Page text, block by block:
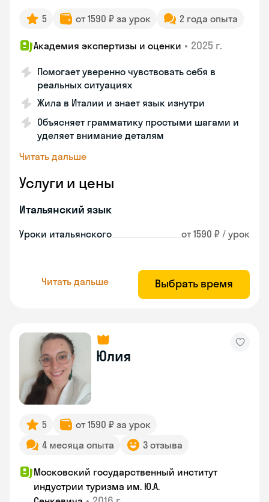
5 от 1590 ₽ за урок 2 года опыта
Академия экспертизы и оценки • 2025 г.
Помогает уверенно чувствовать себя в
реальных ситуациях
Жила в Италии и знает язык изнутри
Объясняет грамматику простыми шагами и
уделяет внимание деталям
Читать дальше
Услуги и цены
Итальянский язык
Уроки итальянского от 1590 ₽ / урок
Читать дальше Выбрать время
Юлия
5
от 1590 ₽ за урок
4 месяца опыта
3 отзыва
Московский государственный институт
индустрии туризма им. Ю.А.